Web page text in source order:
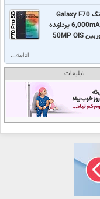
معرفی سامسونگ Galaxy F70
Pro با باتری 6,000mAh پردازنده
ادامه...
تبلیغات